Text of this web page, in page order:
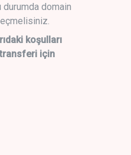
domain
koşulları
için